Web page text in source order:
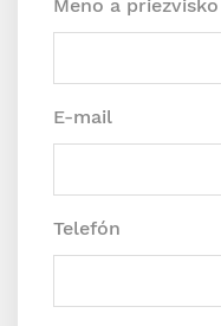
Meno a priezvisko
E-mail
Telefón